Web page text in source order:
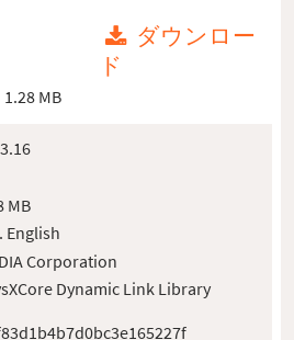
ダウンロー
ド
1.28 MB
MB
English
Corporation
Dynamic Link Library